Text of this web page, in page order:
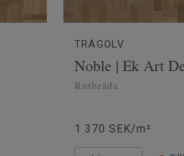
TRÄGOLV
Noble | Ek Art
Rutbräda
1 370 SEK/m²